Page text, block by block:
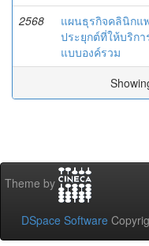
2568
แผนธุรกิจคลินิกแ
ประยุกต์ที่ให้บริก
แบบองค์รวม
Theme by
DSpace Software